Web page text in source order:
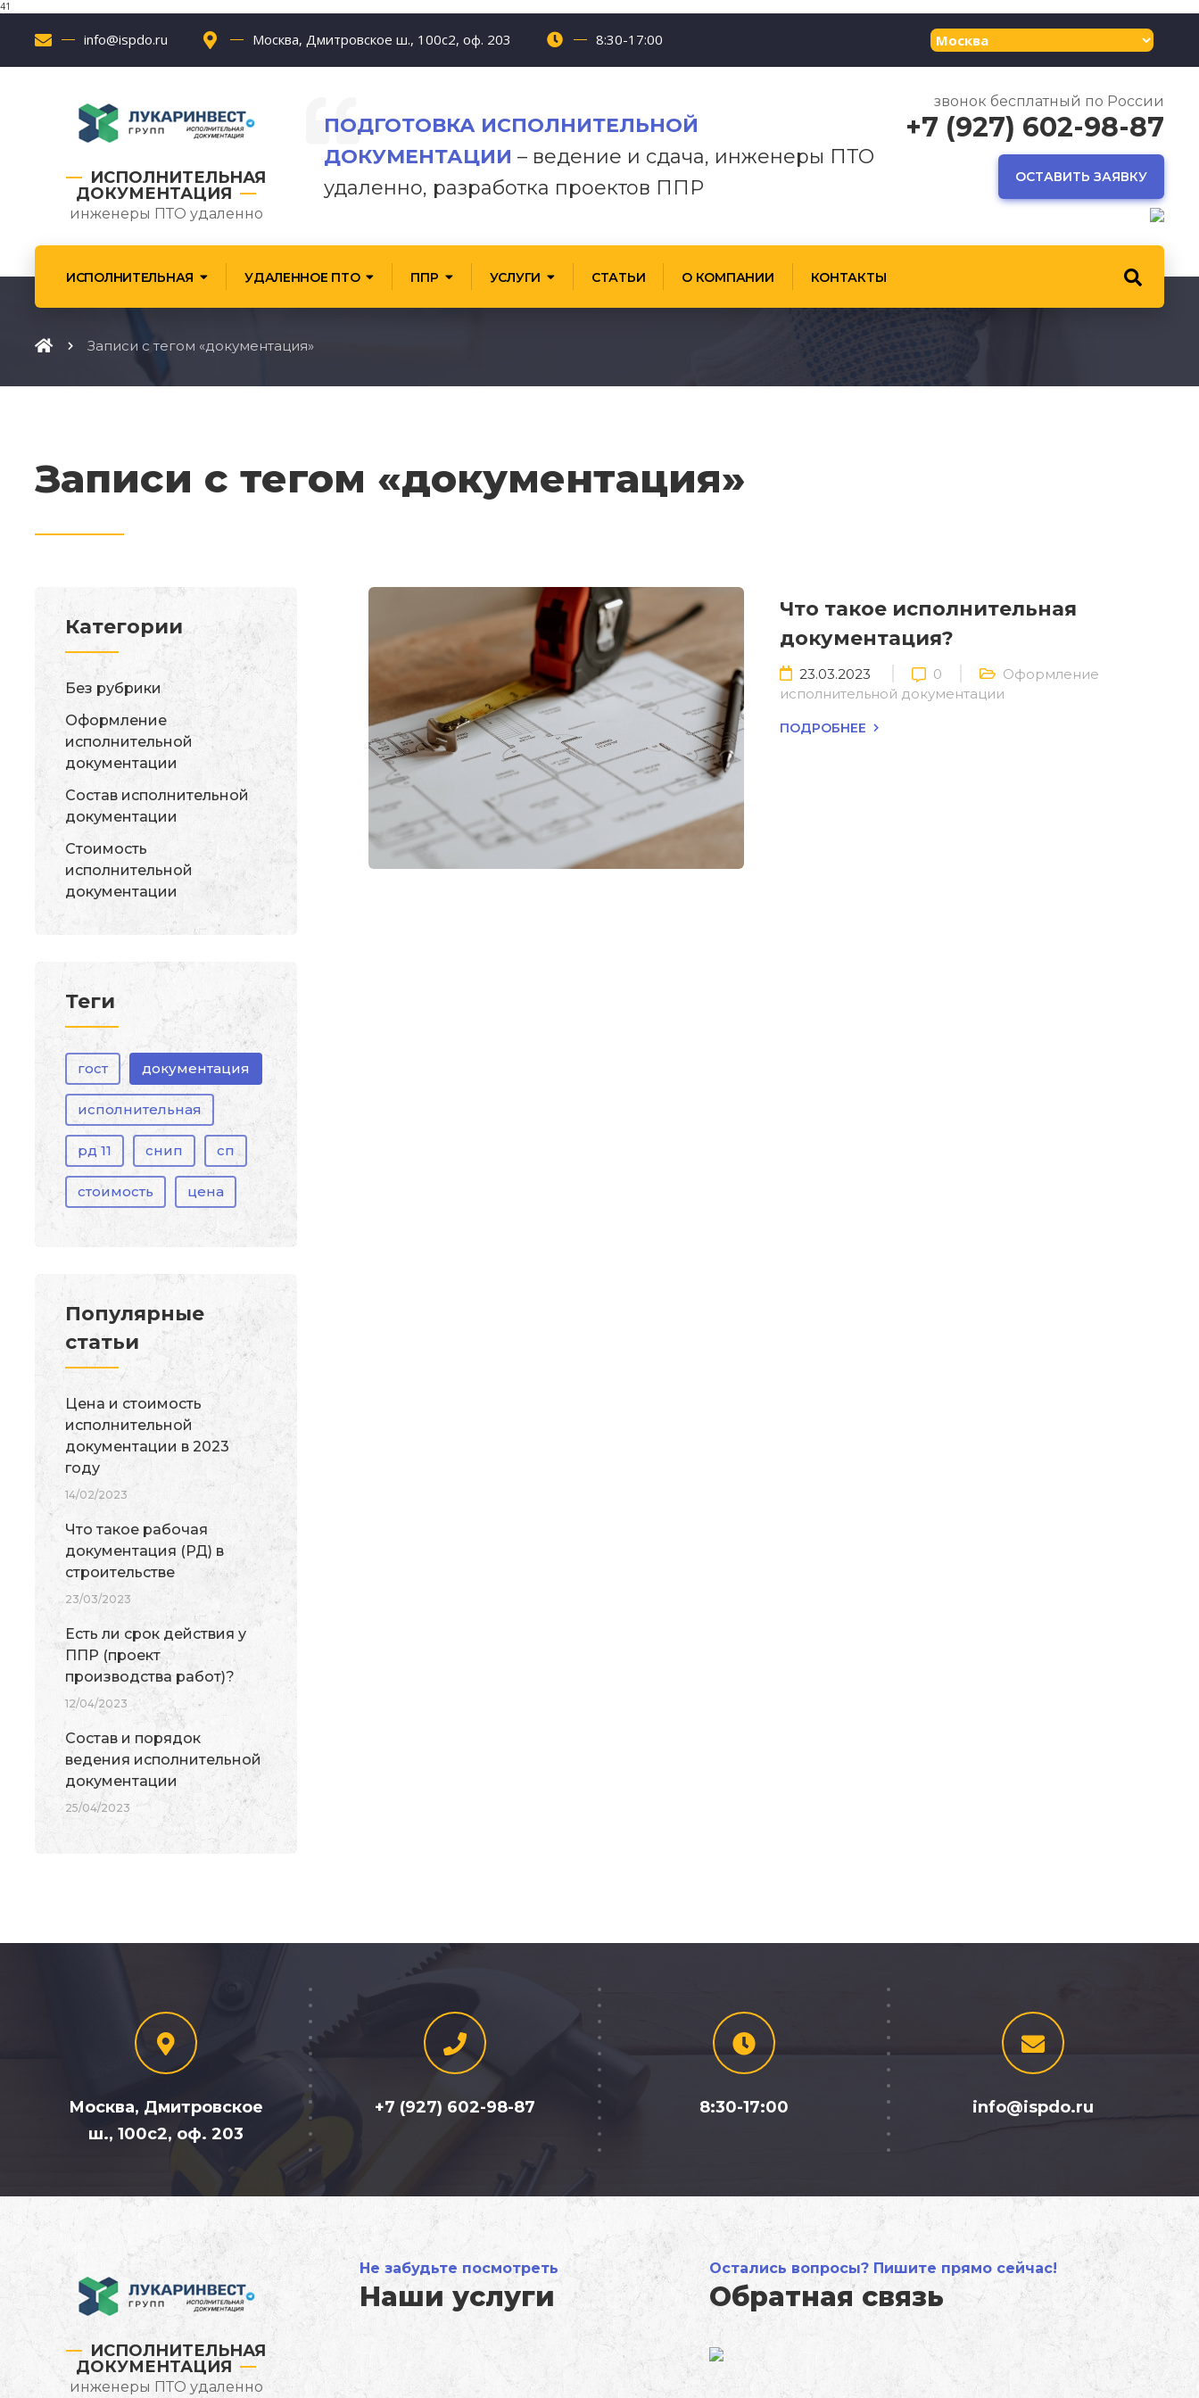
41
info@ispdo.ru Москва, Дмитровское ш., 100с2, оф. 203 8:30-17:00
ИСПОЛНИТЕЛЬНАЯ
ДОКУМЕНТАЦИЯ
инженеры ПТО удаленно
ПОДГОТОВКА ИСПОЛНИТЕЛЬНОЙ
ДОКУМЕНТАЦИИ – ведение и сдача, инженеры ПТО
удаленно, разработка проектов ППР
звонок бесплатный по России
+7 (927) 602-98-87
ОСТАВИТЬ ЗАЯВКУ
ИСПОЛНИТЕЛЬНАЯ УДАЛЕННОЕ ПТО ППР УСЛУГИ СТАТЬИ О КОМПАНИИ КОНТАКТЫ
Записи с тегом «документация»
Записи с тегом «документация»
Что такое исполнительная
документация?
23.03.2023 0
Оформление
исполнительной документации
ПОДРОБНЕЕ
Категории
Без рубрики
Оформление
исполнительной
документации
Состав исполнительной
документации
Стоимость
исполнительной
документации
Теги
гост документация
исполнительная
рд 11 снип сп
стоимость цена
Популярные
статьи
Цена и стоимость
исполнительной
документации в 2023
году
14/02/2023
Что такое рабочая
документация (РД) в
строительстве
23/03/2023
Есть ли срок действия у
ППР (проект
производства работ)?
12/04/2023
Состав и порядок
ведения исполнительной
документации
25/04/2023
Москва, Дмитровское
ш., 100с2, оф. 203
+7 (927) 602-98-87 8:30-17:00 info@ispdo.ru
ИСПОЛНИТЕЛЬНАЯ
ДОКУМЕНТАЦИЯ
инженеры ПТО удаленно
Не забудьте посмотреть
Наши услуги
Остались вопросы? Пишите прямо сейчас!
Обратная связь